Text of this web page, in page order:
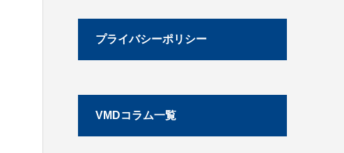
プライバシーポリシー
VMDコラム一覧